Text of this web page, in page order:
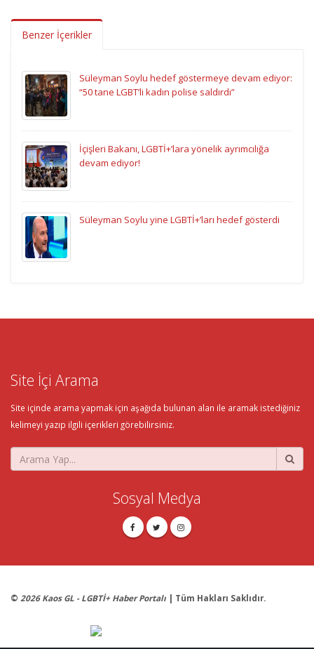
Benzer İçerikler
Süleyman Soylu hedef göstermeye devam ediyor:
“50 tane LGBT’li kadın polise saldırdı”
İçişleri Bakanı, LGBTİ+’lara yönelik ayrımcılığa
devam ediyor!
Süleyman Soylu yine LGBTİ+’ları hedef gösterdi
Site İçi Arama
Site içinde arama yapmak için aşağıda bulunan alan ile aramak istediğiniz
kelimeyi yazıp ilgili içerikleri görebilirsiniz.
Sosyal Medya
© 2026 Kaos GL - LGBTİ+ Haber Portalı | Tüm Hakları Saklıdır.